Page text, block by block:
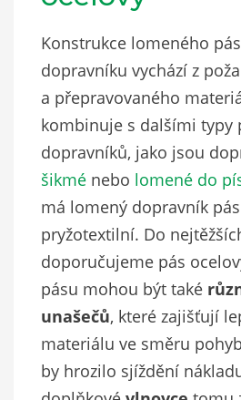
Konstrukce lomeného
dopravníku vychází z
a přepravovaného
kombinuje s dalšími typy
dopravníků, jako jsou
šikmé nebo lomené do
má lomený dopravník pás
pryžotextilní. Do
doporučujeme pás
pásu mohou být také
unašečů, které zajišťují
materiálu ve směru
by hrozilo sjíždění